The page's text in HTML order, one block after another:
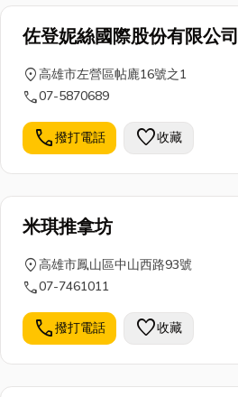
佐登妮絲國際股份有限公司
location_on高雄市左營區帖廘16號之1
call07-5870689
call撥打電話 favorite收藏
米琪推拿坊
location_on高雄市鳳山區中山西路93號
call07-7461011
call撥打電話 favorite收藏